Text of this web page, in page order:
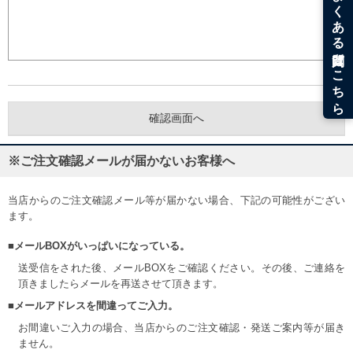
※ご注文確認メールが届かないお客様へ
当店からのご注文確認メール等が届かない場合、下記の可能性がござい
ます。
■メールBOXがいっぱいになっている。
送受信をされた後、メールBOXをご確認ください。その後、ご連絡を
頂きましたらメールを再送させて頂きます。
■メールアドレスを間違ってご入力。
お間違いご入力の場合、当店からのご注文確認・発送ご案内等が届き
ません。